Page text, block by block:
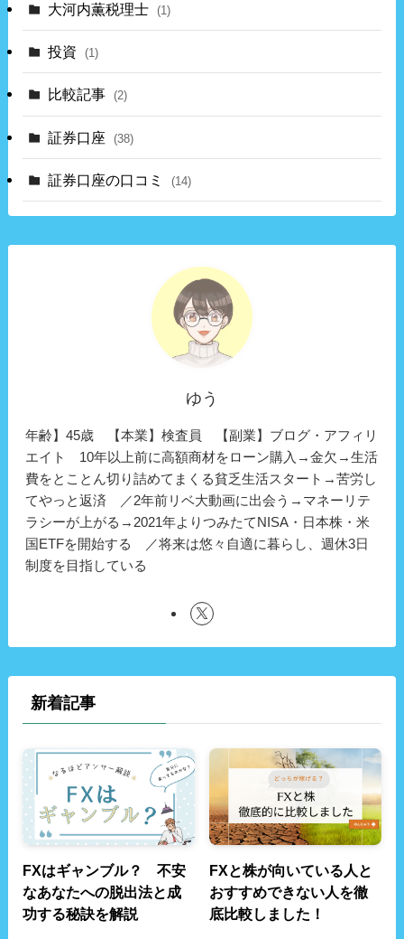
大河内薫税理士 (1)
投資 (1)
比較記事 (2)
証券口座 (38)
証券口座の口コミ (14)
ゆう
年齢】45歳 【本業】検査員 【副業】ブログ・アフィリ
エイト 10年以上前に高額商材をローン購入→金欠→生活
費をとことん切り詰めてまくる貧乏生活スタート→苦労し
てやっと返済 ／2年前リベ大動画に出会う→マネーリテ
ラシーが上がる→2021年よりつみたてNISA・日本株・米
国ETFを開始する ／将来は悠々自適に暮らし、週休3日
制度を目指している
新着記事
FXはギャンブル？ 不安
なあなたへの脱出法と成
功する秘訣を解説
FXと株が向いている人と
おすすめできない人を徹
底比較しました！